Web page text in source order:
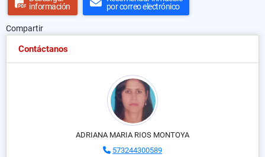
información
por correo electrónico
Compartir
Contáctanos
ADRIANA MARIA RIOS MONTOYA
573244300589